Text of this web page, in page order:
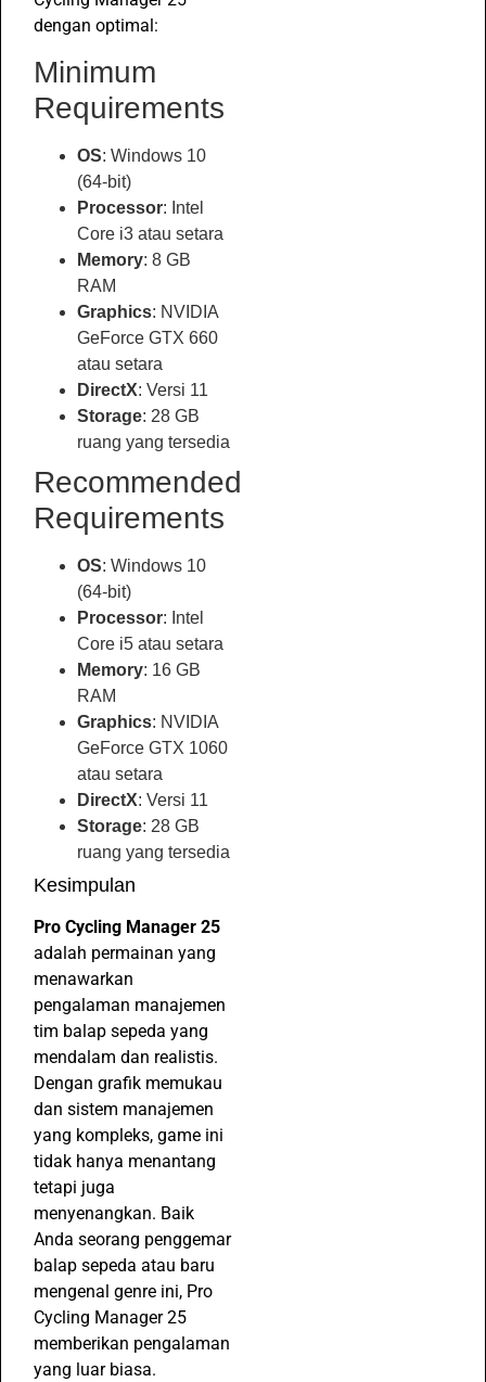
dengan optimal:
Minimum
Requirements
OS: Windows 10
(64-bit)
Processor: Intel
Core i3 atau setara
Memory: 8 GB
RAM
Graphics: NVIDIA
GeForce GTX 660
atau setara
DirectX: Versi 11
Storage: 28 GB
ruang yang tersedia
Recommended
Requirements
OS: Windows 10
(64-bit)
Processor: Intel
Core i5 atau setara
Memory: 16 GB
RAM
Graphics: NVIDIA
GeForce GTX 1060
atau setara
DirectX: Versi 11
Storage: 28 GB
ruang yang tersedia
Kesimpulan
Pro Cycling Manager 25
adalah permainan yang
menawarkan
pengalaman manajemen
tim balap sepeda yang
mendalam dan realistis.
Dengan grafik memukau
dan sistem manajemen
yang kompleks, game ini
tidak hanya menantang
tetapi juga
menyenangkan. Baik
Anda seorang penggemar
balap sepeda atau baru
mengenal genre ini, Pro
Cycling Manager 25
memberikan pengalaman
yang luar biasa.